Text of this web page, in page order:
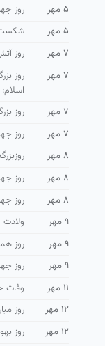
۵ مهر
روز
۵ مهر
شكست
۷ مهر
روز
۷ مهر
روز
اسلام:
۷ مهر
روز
۷ مهر
روز
۸ مهر
۸ مهر
روز
۸ مهر
روز
۹ مهر
۹ مهر
روز
۹ مهر
روز
۱۱ مهر
۱۲ مهر
روز
۱۲ مهر
روز